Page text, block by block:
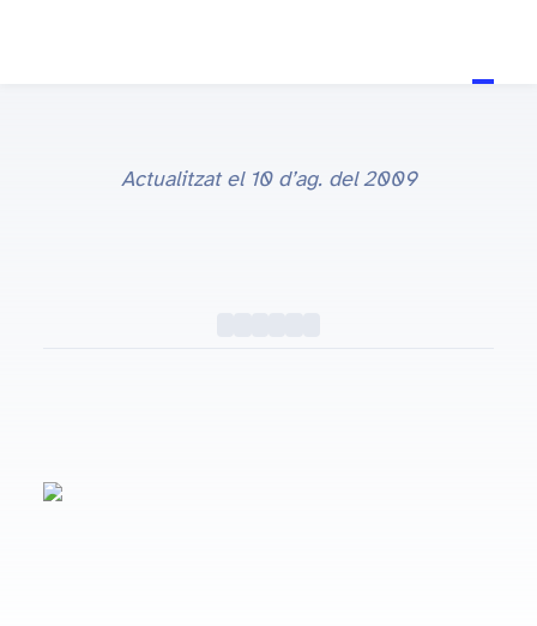
Actualitzat el 10 d’ag. del 2009